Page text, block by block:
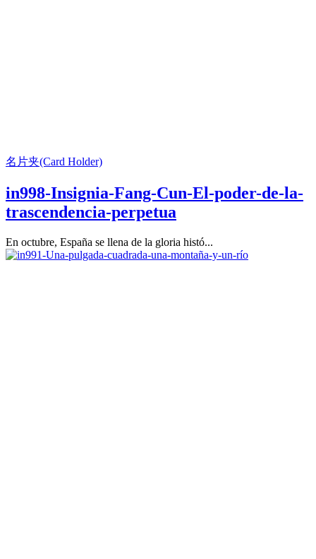
名片夹(Card Holder)
in998-Insignia-Fang-Cun-El-poder-de-la-
trascendencia-perpetua
En octubre, España se llena de la gloria histó...